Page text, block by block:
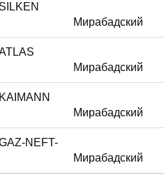
Мирабадский
Мирабадский
Мирабадский
NEFT-
Мирабадский